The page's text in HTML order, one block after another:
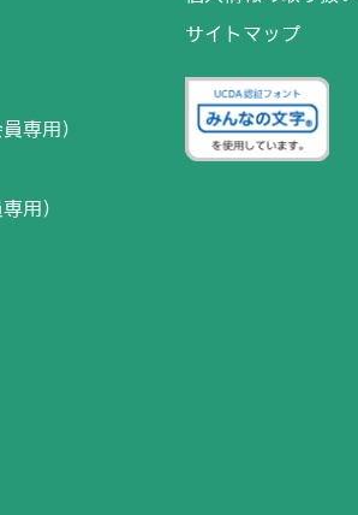
専用）
用）
サイトマップ